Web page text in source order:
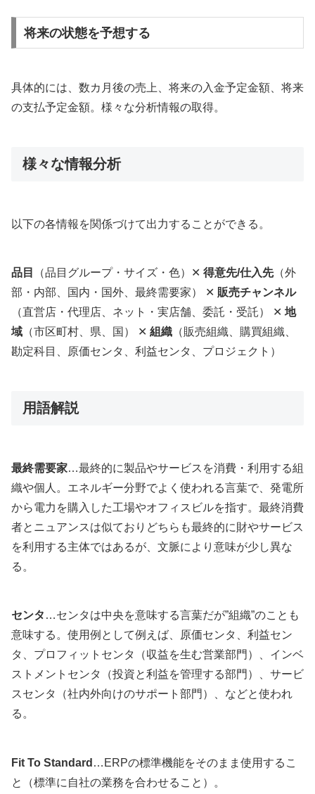
将来の状態を予想する
具体的には、数カ月後の売上、将来の入金予定金額、将来
の支払予定金額。様々な分析情報の取得。
様々な情報分析
以下の各情報を関係づけて出力することができる。
品目 （品目グループ・サイズ・色）✕ 得意先/仕入先（外
部・内部、国内・国外、最終需要家） ✕ 販売チャンネル
（直営店・代理店、ネット・実店舗、委託・受託） ✕ 地
域 （市区町村、県、国） ✕ 組織 （販売組織、購買組織、
勘定科目、原価センタ、利益センタ、プロジェクト）
用語解説
最終需要家…最終的に製品やサービスを消費・利用する組
織や個人。エネルギー分野でよく使われる言葉で、発電所
から電力を購入した工場やオフィスビルを指す。最終消費
者とニュアンスは似ておりどちらも最終的に財やサービス
を利用する主体ではあるが、文脈により意味が少し異な
る。
センタ …センタは中央を意味する言葉だが”組織”のことも
意味する。使用例として例えば、原価センタ、利益セン
タ、プロフィットセンタ（収益を生む営業部門）、インベ
ストメントセンタ（投資と利益を管理する部門）、サービ
スセンタ（社内外向けのサポート部門）、などと使われ
る。
Fit To Standard …ERPの標準機能をそのまま使用するこ
と（標準に自社の業務を合わせること）。